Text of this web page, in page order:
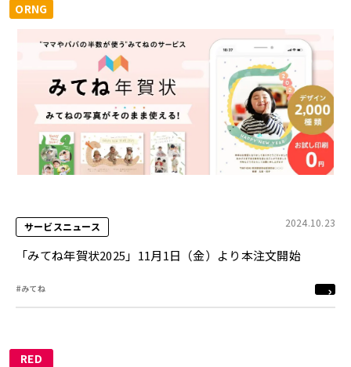
ORNG
サービスニュース 2024.10.23
「みてね年賀状2025」11月1日（金）より本注文開始
#みてね
RED